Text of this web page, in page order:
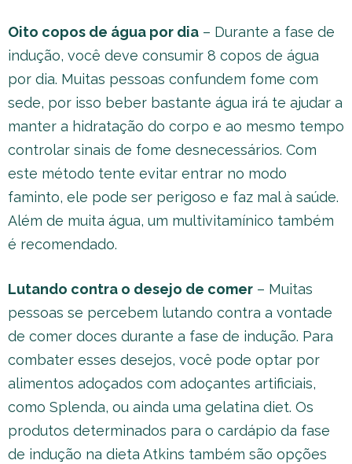
Oito copos de água por dia – Durante a fase de
indução, você deve consumir 8 copos de água
por dia. Muitas pessoas confundem fome com
sede, por isso beber bastante água irá te ajudar a
manter a hidratação do corpo e ao mesmo tempo
controlar sinais de fome desnecessários. Com
este método tente evitar entrar no modo
faminto, ele pode ser perigoso e faz mal à saúde.
Além de muita água, um multivitamínico também
é recomendado.
Lutando contra o desejo de comer – Muitas
pessoas se percebem lutando contra a vontade
de comer doces durante a fase de indução. Para
combater esses desejos, você pode optar por
alimentos adoçados com adoçantes artificiais,
como Splenda, ou ainda uma gelatina diet. Os
produtos determinados para o cardápio da fase
de indução na dieta Atkins também são opções